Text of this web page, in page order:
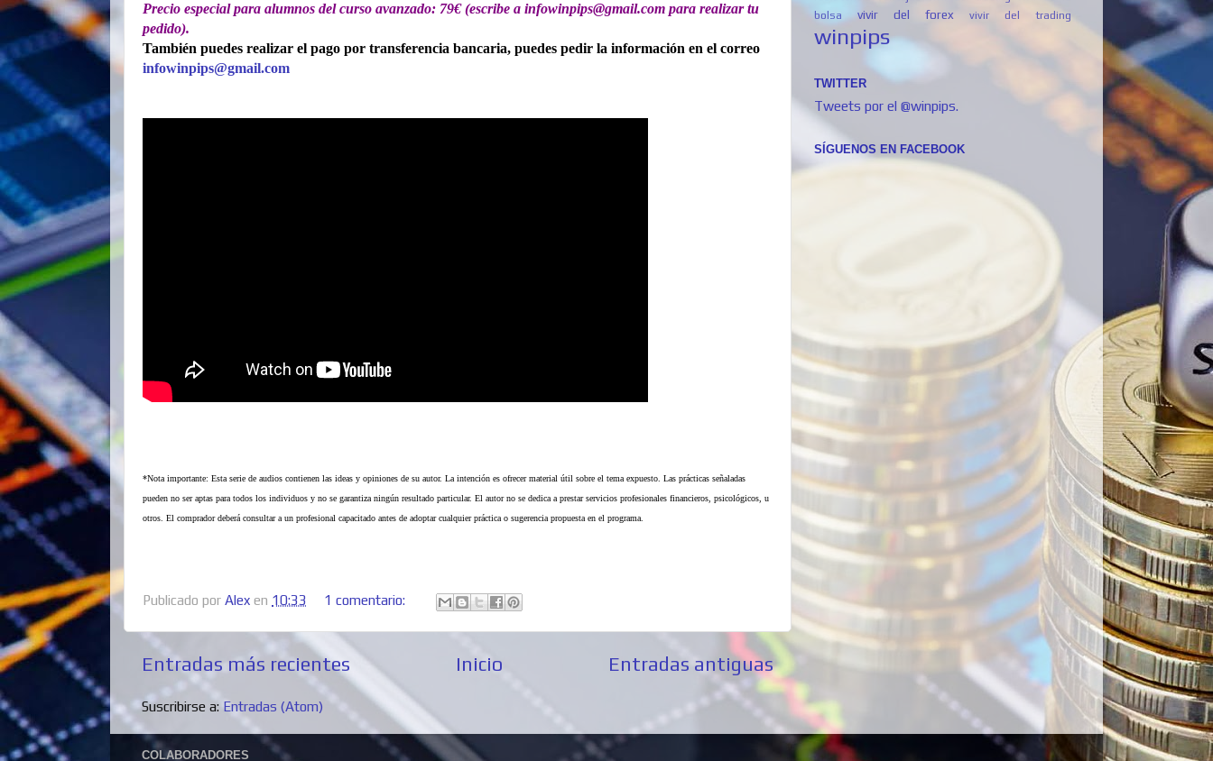
Precio especial para alumnos del curso avanzado: 79€ (escribe a infowinpips@gmail.com para realizar tu
pedido).
También puedes realizar el pago por transferencia bancaria, puedes pedir la información en el correo
infowinpips@gmail.com
*Nota importante: Esta serie de audios contienen las ideas y opiniones de su autor. La intención es ofrecer material útil sobre el tema expuesto. Las prácticas señaladas
pueden no ser aptas para todos los individuos y no se garantiza ningún resultado particular. El autor no se dedica a prestar servicios profesionales financieros, psicológicos, u
otros. El comprador deberá consultar a un profesional capacitado antes de adoptar cualquier práctica o sugerencia propuesta en el programa.
Publicado por Alex en 10:33 1 comentario:
Entradas más recientes Entradas antiguas
Inicio
Suscribirse a: Entradas (Atom)
bolsa
vivir del forex vivir del trading
winpips
TWITTER
Tweets por el @winpips.
SÍGUENOS EN FACEBOOK
COLABORADORES